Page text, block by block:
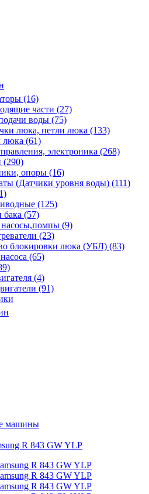
(16)
части (27)
воды (75)
люка, петли люка (133)
(61)
электроника (268)
(290)
опоры (16)
(Датчики уровня воды) (111)
(125)
бака (57)
(9)
(23)
блокировки люка (УБЛ) (83)
(65)
(4)
(91)
машины
R 843 GW YLP